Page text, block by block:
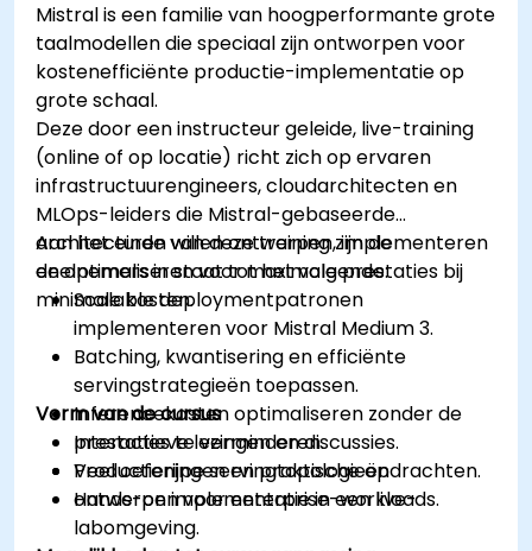
Mistral is een familie van hoogperformante grote
taalmodellen die speciaal zijn ontworpen voor
kostenefficiënte productie-implementatie op
grote schaal.
Deze door een instructeur geleide, live-training
(online of op locatie) richt zich op ervaren
infrastructuurengineers, cloudarchitecten en
MLOps-leiders die Mistral-gebaseerde
architecturen willen ontwerpen, implementeren
en optimaliseren voor maximale prestaties bij
minimale kosten.
Aan het einde van deze training zijn de
deelnemers in staat tot het volgende:
Scalable deploymentpatronen
implementeren voor Mistral Medium 3.
Batching, kwantisering en efficiënte
servingstrategieën toepassen.
Inferencekosten optimaliseren zonder de
prestaties te verminderen.
Productierijpe servingtopologieën
ontwerpen voor enterprise-workloads.
Vorm van de cursus
Interactieve lezingen en discussies.
Veel oefeningen en praktische opdrachten.
Hands-on implementatie in een live-
labomgeving.